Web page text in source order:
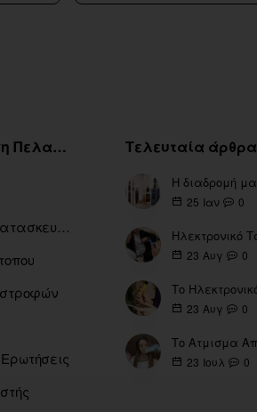
Εξυπηρέτηση Πελατών
Ευρετήριο Κατασκευαστών
Τελευταία άρθρα
25 Ιαν 0
23 Αυγ 0
23 Αυγ 0
23 Ιουλ 0